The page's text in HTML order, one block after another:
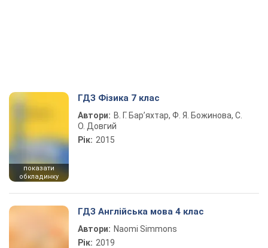
показати
обкладинку
ГДЗ Фізика 7 клас
Автори: В. Г. Бар’яхтар, Ф. Я. Божинова, С.
О. Довгий
Рік: 2015
ГДЗ Англійська мова 4 клас
Автори: Naomi Simmons
Рік: 2019